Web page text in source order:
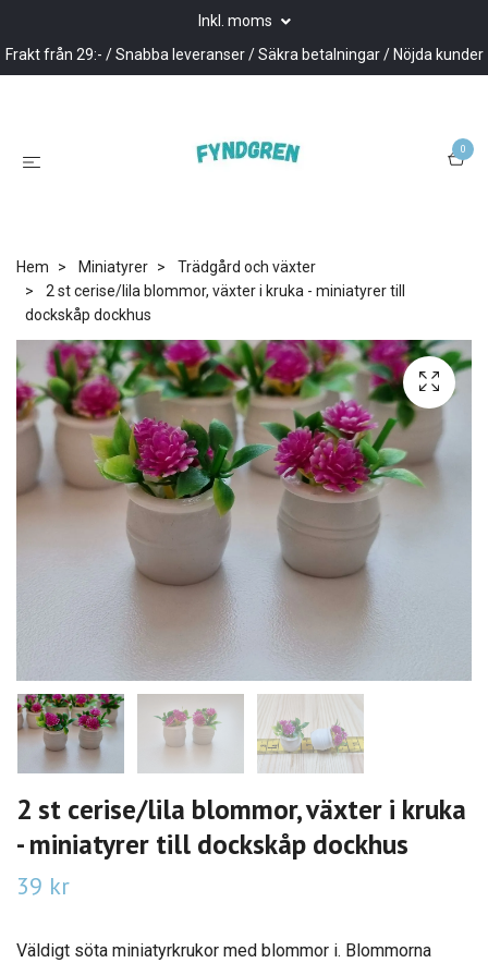
Inkl. moms
Frakt från 29:- / Snabba leveranser / Säkra betalningar / Nöjda kunder
0
Hem Miniatyrer
Trädgård och växter
2 st cerise/lila blommor, växter i kruka - miniatyrer till
dockskåp dockhus
2 st cerise/lila blommor, växter i kruka
- miniatyrer till dockskåp dockhus
39 kr
Väldigt söta miniatyrkrukor med blommor i. Blommorna